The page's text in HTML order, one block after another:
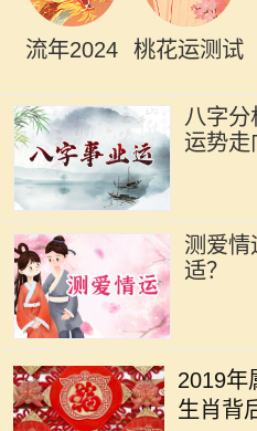
流年2024 桃花运测试
八字
运势走
测爱情
适？
2019年
生肖背
应的属
着财富与
幸福的象